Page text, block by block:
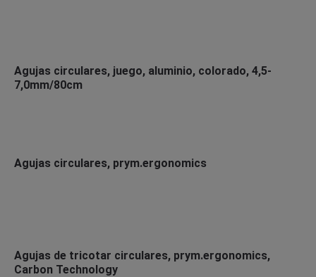
Agujas circulares, juego, aluminio, colorado, 4,5-
7,0mm/80cm
Agujas circulares, prym.ergonomics
Agujas de tricotar circulares, prym.ergonomics,
Carbon Technology